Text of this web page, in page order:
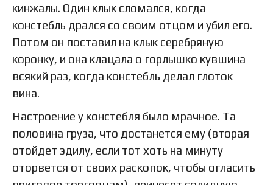
кинжалы. Один клык сломался, когда
констебль дрался со своим отцом и убил его.
Потом он поставил на клык серебряную
коронку, и она клацала о горлышко кувшина
всякий раз, когда констебль делал глоток
вина.
Настроение у констебля было мрачное. Та
половина груза, что достанется ему (вторая
отойдет эдилу, если тот хоть на минуту
оторвется от своих раскопок, чтобы огласить